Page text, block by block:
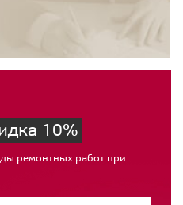
10%
ремонтных работ при